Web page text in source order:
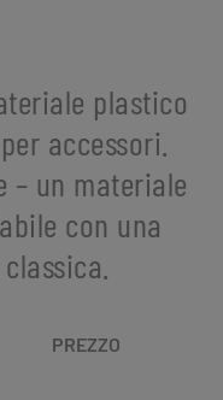
plastico
accessori.
– un materiale
con una
PREZZO